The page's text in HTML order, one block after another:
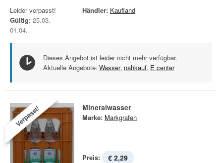
Leider verpasst!
Gültig: 25.03. -
01.04.
Händler: Kaufland
Dieses Angebot ist leider nicht mehr verfügbar.
Aktuelle Angebote: Wasser, nahkauf, E center
Verpasst! Mineralwasser
Marke: Markgrafen
Preis: € 2,29